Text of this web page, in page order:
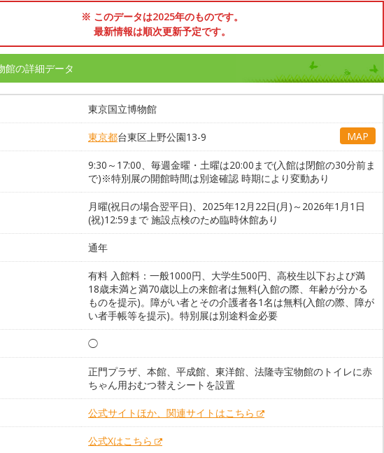
※ このデータは2025年のものです。
最新情報は順次更新予定です。
館の詳細データ
東京国立博物館
東京都台東区上野公園13-9 MAP
9:30～17:00、毎週金曜・土曜は20:00まで(入館は閉館の30分前ま
で)※特別展の開館時間は別途確認 時期により変動あり
月曜(祝日の場合翌平日)、2025年12月22日(月)～2026年1月1日
(祝)12:59まで 施設点検のため臨時休館あり
通年
有料 入館料：一般1000円、大学生500円、高校生以下および満
18歳未満と満70歳以上の来館者は無料(入館の際、年齢が分かる
ものを提示)。障がい者とその介護者各1名は無料(入館の際、障が
い者手帳等を提示)。特別展は別途料金必要
◯
正門プラザ、本館、平成館、東洋館、法隆寺宝物館のトイレに赤
ちゃん用おむつ替えシートを設置
公式サイトほか、関連サイトはこちら
公式Xはこちら